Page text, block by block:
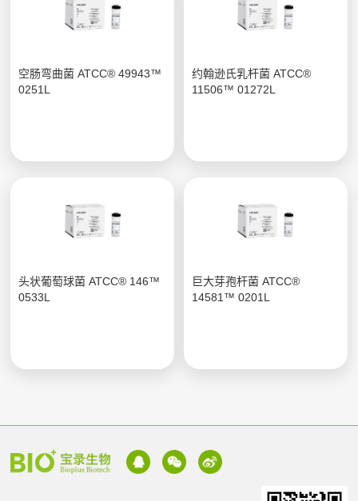
空肠弯曲菌 ATCC® 49943™
0251L
约翰逊氏乳杆菌 ATCC®
11506™ 01272L
头状葡萄球菌 ATCC® 146™
0533L
巨大芽孢杆菌 ATCC®
14581™ 0201L